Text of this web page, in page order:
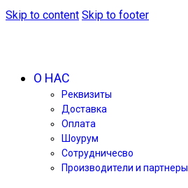
Skip to content Skip to footer
О НАС
Реквизиты
Доставка
Оплата
Шоурум
Сотрудничесво
Производители и партнеры